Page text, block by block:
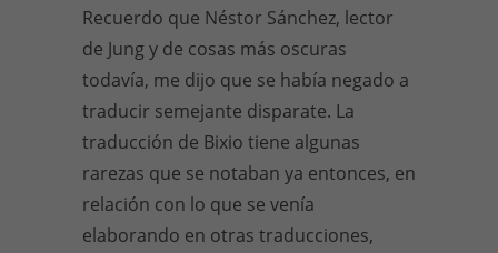
Recuerdo que Néstor Sánchez, lector
de Jung y de cosas más oscuras
todavía, me dijo que se había negado a
traducir semejante disparate. La
traducción de Bixio tiene algunas
rarezas que se notaban ya entonces, en
relación con lo que se venía
elaborando en otras traducciones,